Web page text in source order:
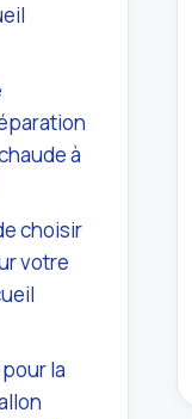
à
choisir
votre
la